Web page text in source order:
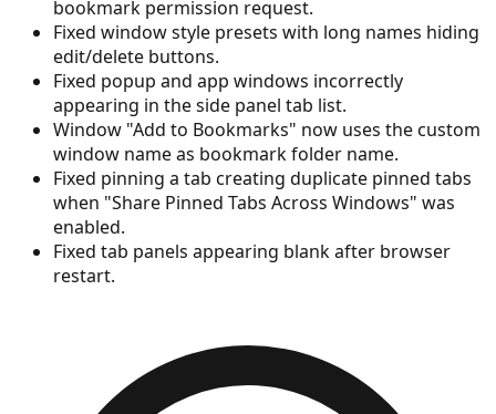
bookmark permission request.
Fixed window style presets with long names hiding
edit/delete buttons.
Fixed popup and app windows incorrectly
appearing in the side panel tab list.
Window "Add to Bookmarks" now uses the custom
window name as bookmark folder name.
Fixed pinning a tab creating duplicate pinned tabs
when "Share Pinned Tabs Across Windows" was
enabled.
Fixed tab panels appearing blank after browser
restart.